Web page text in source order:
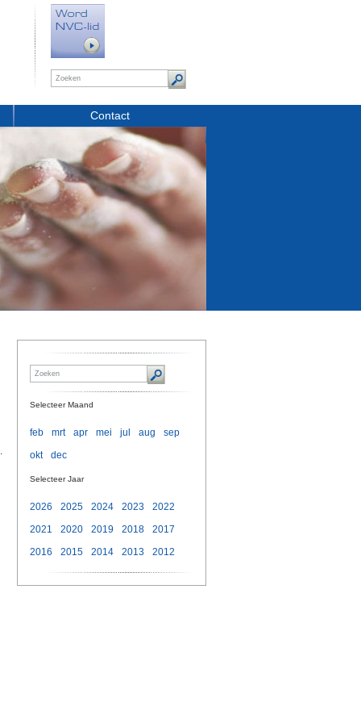
Contact
Selecteer Maand
feb mrt apr mei jul aug
sep
okt
dec
Selecteer Jaar
2026 2025 2024 2023
2022
2021
2020 2019 2018
2017
2016
2015 2014 2013 2012